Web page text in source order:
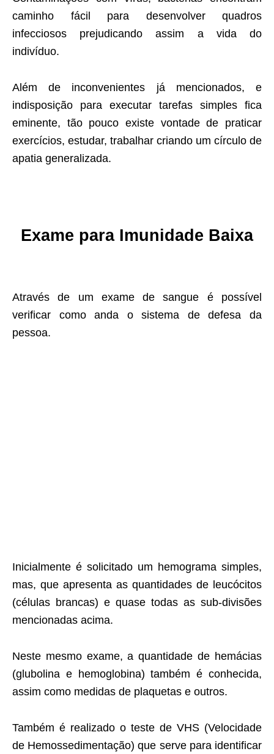
caminho fácil para desenvolver quadros
infecciosos prejudicando assim a vida do
indivíduo.
Além de inconvenientes já mencionados, e
indisposição para executar tarefas simples fica
eminente, tão pouco existe vontade de praticar
exercícios, estudar, trabalhar criando um círculo de
apatia generalizada.
Exame para Imunidade Baixa
Através de um exame de sangue é possível
verificar como anda o sistema de defesa da
pessoa.
Inicialmente é solicitado um hemograma simples,
mas, que apresenta as quantidades de leucócitos
(células brancas) e quase todas as sub-divisões
mencionadas acima.
Neste mesmo exame, a quantidade de hemácias
(glubolina e hemoglobina) também é conhecida,
assim como medidas de plaquetas e outros.
Também é realizado o teste de VHS (Velocidade
de Hemossedimentação) que serve para identificar